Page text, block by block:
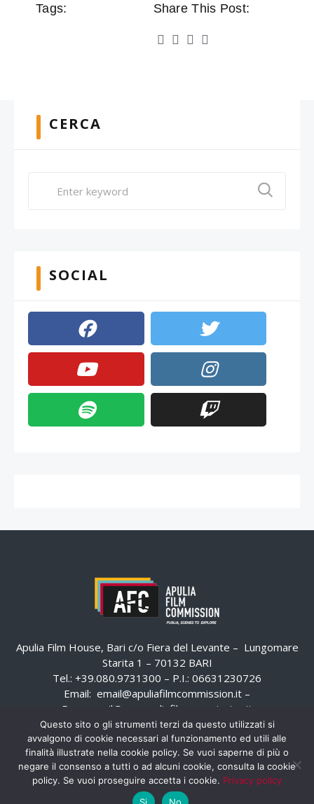
Tags: Share This Post:
CERCA
SOCIAL
Apulia Film House, Bari c/o Fiera del Levante – Lungomare
Starita 1 – 70132 BARI
Tel.: +39.080.9731300 – P.I.: 06631230726
Email: email@apuliafilmcommission.it –
Pec:
email@pec.apuliafilmcommission.it
Questo sito o gli strumenti terzi da questo utilizzati si
avvalgono di cookie necessari al funzionamento ed utili alle
finalità illustrate nella cookie policy. Se vuoi saperne di più o
negare il consenso a tutti o ad alcuni cookie, consulta la cookie
policy. Se vuoi proseguire accetta i cookie. Privacy policy
Si
No